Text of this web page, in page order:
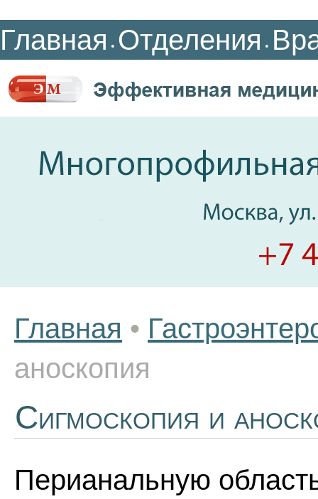
Главная • Отделения •
Главная •
аноскопия
Сигмоскопия и
Перианальную